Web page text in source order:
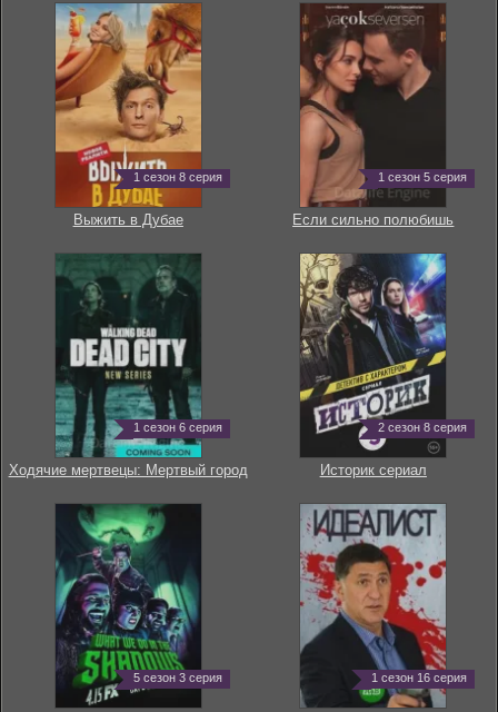
1 сезон 8 серия
Выжить в Дубае
1 сезон 5 серия
Если сильно полюбишь
1 сезон 6 серия
Ходячие мертвецы: Мертвый город
2 сезон 8 серия
Историк сериал
5 сезон 3 серия 1 сезон 16 серия